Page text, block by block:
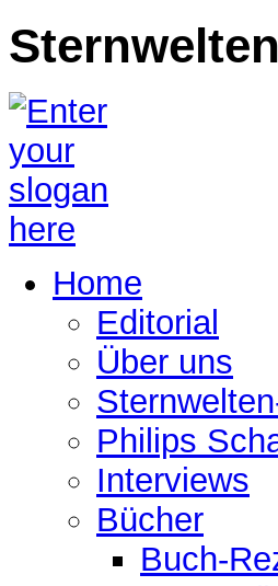
Home
Editorial
Über uns
Philips
Interviews
Bücher
Buch-